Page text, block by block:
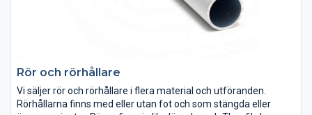
Rör och rörhållare
Vi säljer rör och rörhållare i flera material och utföranden.
Rörhållarna finns med eller utan fot och som stängda eller